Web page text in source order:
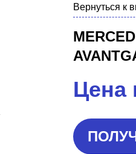
Вернуться к
Цена